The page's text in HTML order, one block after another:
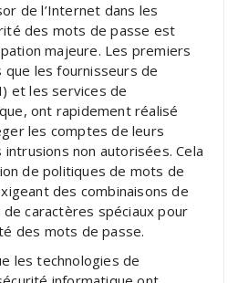
de l’Internet dans les
des mots de passe est
majeure. Les premiers
les fournisseurs de
et les services de
ont rapidement réalisé
les comptes de leurs
non autorisées. Cela
de politiques de mots de
des combinaisons de
caractères spéciaux pour
des mots de passe.
les technologies de